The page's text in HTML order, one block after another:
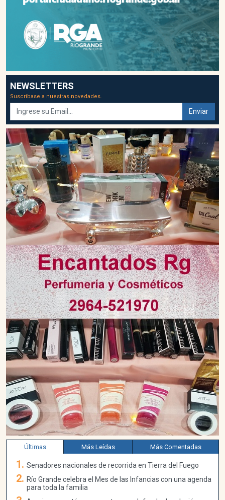
NEWSLETTERS
Suscríbase a nuestras novedades.
Enviar
Últimas Más Leídas Más Comentadas
Senadores nacionales de recorrida en Tierra del Fuego
Río Grande celebra el Mes de las Infancias con una agenda
para toda la familia